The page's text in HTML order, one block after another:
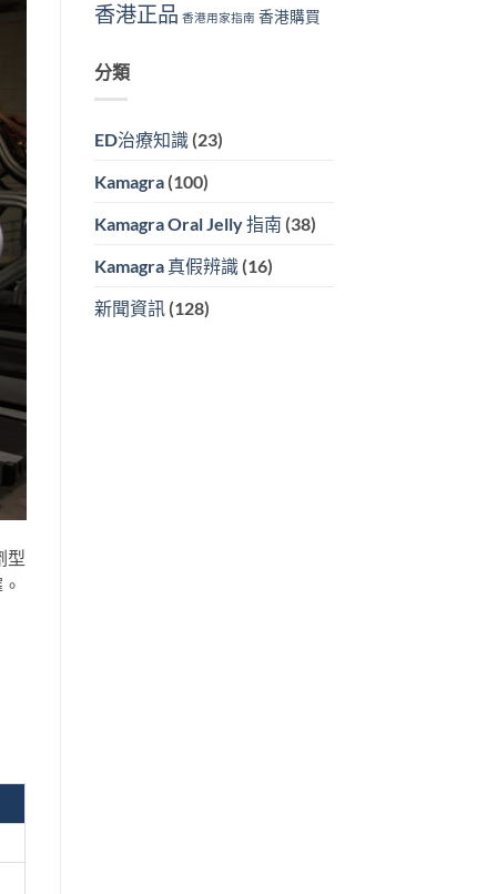
型
香港正品 香港用家指南 香港購買
分類
ED治療知識(23)
Kamagra(100)
Kamagra Oral Jelly 指南 (38)
Kamagra 真假辨識(16)
新聞資訊 (128)